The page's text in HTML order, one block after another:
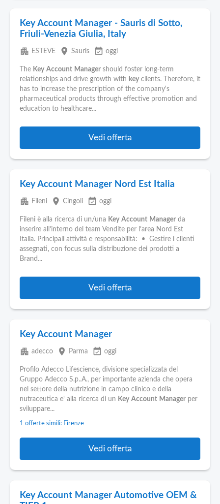
Key Account Manager - Sauris di Sotto,
Friuli-Venezia Giulia, Italy
apartment ESTEVE place Sauris event_available oggi
The Key Account Manager should foster long-term
relationships and drive growth with key clients. Therefore, it
has to increase the prescription of the company's
pharmaceutical products through effective promotion and
education to healthcare...
Vedi offerta
Key Account Manager Nord Est Italia
apartment Fileni place Cingoli event_available oggi
Fileni è alla ricerca di un/una Key Account Manager da
inserire all’interno del team Vendite per l’area Nord Est
Italia. Principali attività e responsabilità: • Gestire i clienti
assegnati, con focus sulla distribuzione dei prodotti a
Brand...
Vedi offerta
Key Account Manager
apartment adecco place Parma event_available oggi
Profilo Adecco Lifescience, divisione specializzata del
Gruppo Adecco S.p..A., per importante azienda che opera
nel settore della nutrizione in campo clinico e della
nutraceutica e' alla ricerca di un Key Account Manager per
sviluppare...
1 offerte simili: Firenze
Vedi offerta
Key Account Manager Automotive OEM &